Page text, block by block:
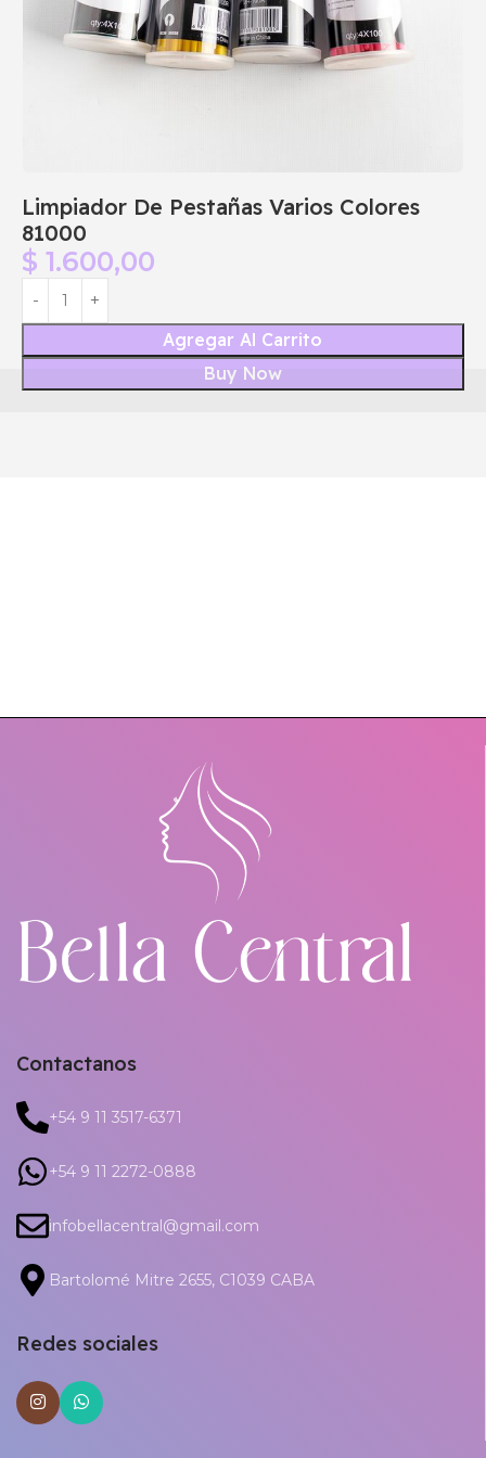
Limpiador De Pestañas Varios Colores
81000
$ 1.600,00
Agregar Al Carrito
Buy Now
Contactanos
+54 9 11 3517-6371
+54 9 11 2272-0888
infobellacentral@gmail.com
Bartolomé Mitre 2655, C1039 CABA
Redes sociales